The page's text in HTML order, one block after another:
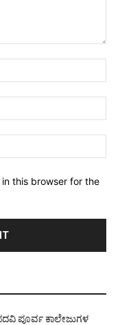
this browser for the
ಪೂರ್ವ ಕಾಲೇಜುಗಳ